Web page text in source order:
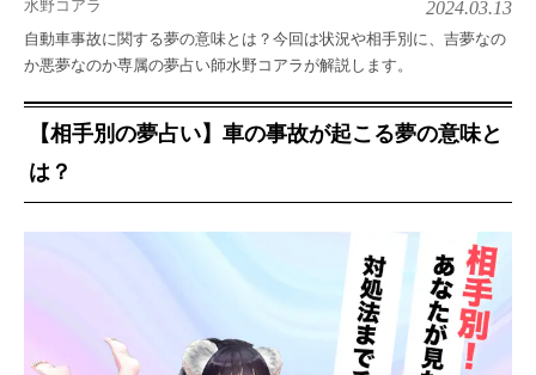
2024.03.13
自動車事故に関する夢の意味とは？今回は状況や相手別に、吉夢なの
か悪夢なのか専属の夢占い師水野コアラが解説します。
【相手別の夢占い】車の事故が起こる夢の意味と
は？